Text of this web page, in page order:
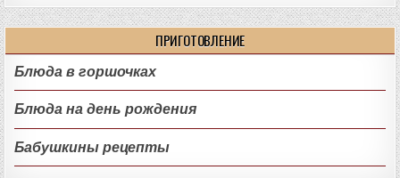
ПРИГОТОВЛЕНИЕ
Блюда в горшочках
Блюда на день рождения
Бабушкины рецепты